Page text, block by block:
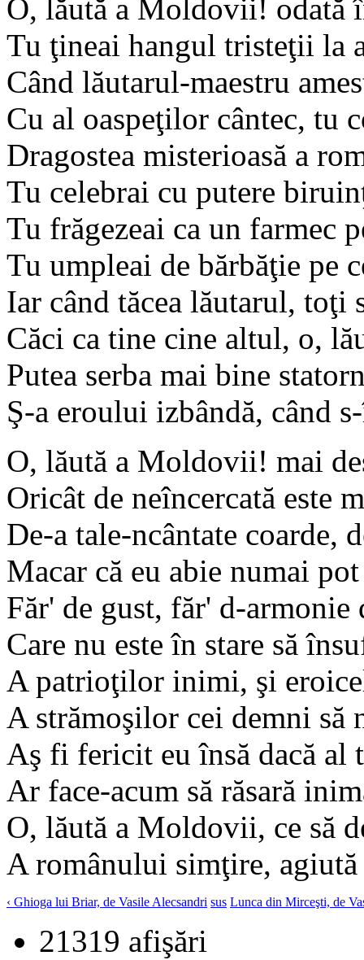
O, lăută a Moldovii! odată
Tu ţineai hangul tristeţii la
Când lăutarul-maestru
Cu al oaspeţilor cântec, tu
Dragostea misterioasă a
Tu celebrai cu putere
Tu frăgezeai ca un farmec
Tu umpleai de bărbăţie pe
Iar când tăcea lăutarul, toţi
Căci ca tine cine altul, o,
Putea serba mai bine
Ş-a eroului izbândă, când
O, lăută a Moldovii! mai
Oricât de neîncercată este
De-a tale-ncântate coarde,
Macar că eu abie numai
Făr' de gust, făr' d-
Care nu este în stare să
A patrioţilor inimi, şi
A strămoşilor cei demni să
Aş fi fericit eu însă dacă al
Ar face-acum să răsară
O, lăută a Moldovii, ce să
A românului simţire,
‹ Ghioga lui Briar, de Vasile Alecsandri sus Lunca din Mirceşti, de
21319 afişări